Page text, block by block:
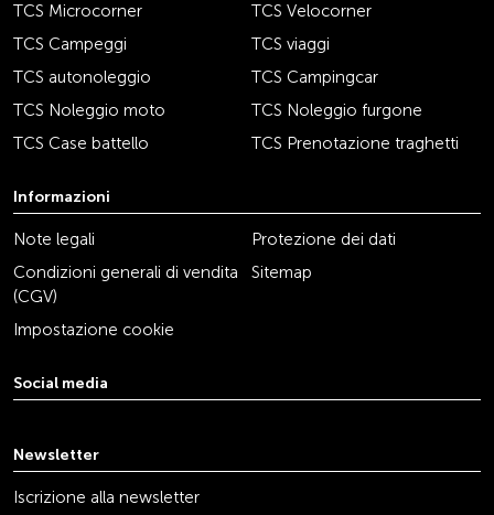
TCS Microcorner
TCS Velocorner
TCS Campeggi
TCS viaggi
TCS autonoleggio
TCS Campingcar
TCS Noleggio moto
TCS Noleggio furgone
TCS Case battello
TCS Prenotazione traghetti
Informazioni
Note legali
Protezione dei dati
Condizioni generali di vendita
(CGV)
Sitemap
Impostazione cookie
Social media
Newsletter
Iscrizione alla newsletter